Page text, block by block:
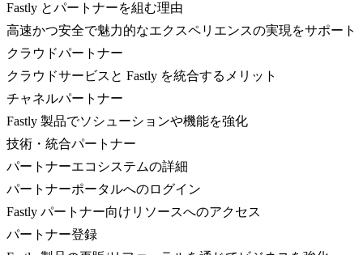
Fastly とパートナーを組む理由
高速かつ安全で魅力的なエクスペリエンスの実現をサポート
クラウドパートナー
クラウドサービスと Fastly を統合するメリット
チャネルパートナー
Fastly 製品でソシューションや機能を強化
技術・統合パートナー
パートナーエコシステムの詳細
パートナーポータルへのログイン
Fastly パートナー向けリソースへのアクセス
パートナー登録